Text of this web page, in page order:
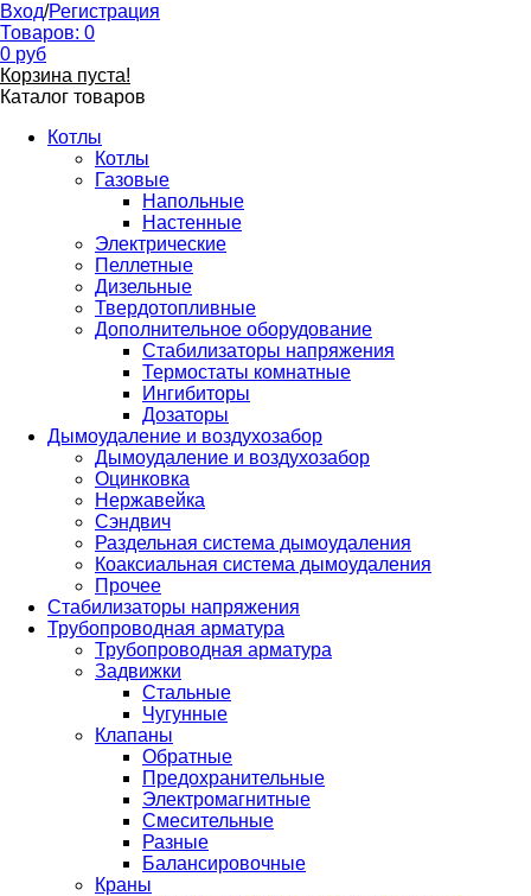
Вход/Регистрация
Товаров: 0
0 руб
Корзина пуста!
Каталог товаров
Котлы
Котлы
Газовые
Напольные
Настенные
Электрические
Пеллетные
Дизельные
Твердотопливные
Дополнительное оборудование
Стабилизаторы напряжения
Термостаты комнатные
Ингибиторы
Дозаторы
Дымоудаление и воздухозабор
Дымоудаление и воздухозабор
Оцинковка
Нержавейка
Сэндвич
Раздельная система дымоудаления
Коаксиальная система дымоудаления
Прочее
Стабилизаторы напряжения
Трубопроводная арматура
Трубопроводная арматура
Задвижки
Стальные
Чугунные
Клапаны
Обратные
Предохранительные
Электромагнитные
Смесительные
Разные
Балансировочные
Краны